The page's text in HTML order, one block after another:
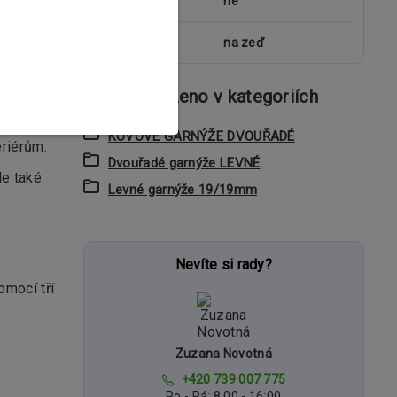
také
tří
na zeď
Zboží zařazeno v kategoriích
KOVOVÉ GARNÝŽE DVOUŘADÉ
Dvouřadé garnýže LEVNÉ
Levné garnýže 19/19mm
Nevíte si rady?
Zuzana Novotná
+420 739 007 775